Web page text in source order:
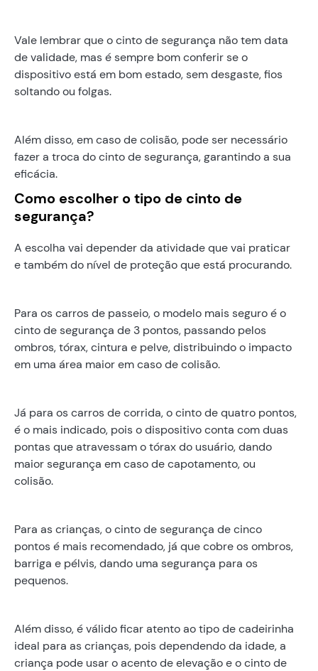
Vale lembrar que o cinto de segurança não tem data
de validade, mas é sempre bom conferir se o
dispositivo está em bom estado, sem desgaste, fios
soltando ou folgas.
Além disso, em caso de colisão, pode ser necessário
fazer a troca do cinto de segurança, garantindo a sua
eficácia.
Como escolher o tipo de cinto de
segurança?
A escolha vai depender da atividade que vai praticar
e também do nível de proteção que está procurando.
Para os carros de passeio, o modelo mais seguro é o
cinto de segurança de 3 pontos, passando pelos
ombros, tórax, cintura e pelve, distribuindo o impacto
em uma área maior em caso de colisão.
Já para os carros de corrida, o cinto de quatro pontos,
é o mais indicado, pois o dispositivo conta com duas
pontas que atravessam o tórax do usuário, dando
maior segurança em caso de capotamento, ou
colisão.
Para as crianças, o cinto de segurança de cinco
pontos é mais recomendado, já que cobre os ombros,
barriga e pélvis, dando uma segurança para os
pequenos.
Além disso, é válido ficar atento ao tipo de cadeirinha
ideal para as crianças, pois dependendo da idade, a
criança pode usar o acento de elevação e o cinto de